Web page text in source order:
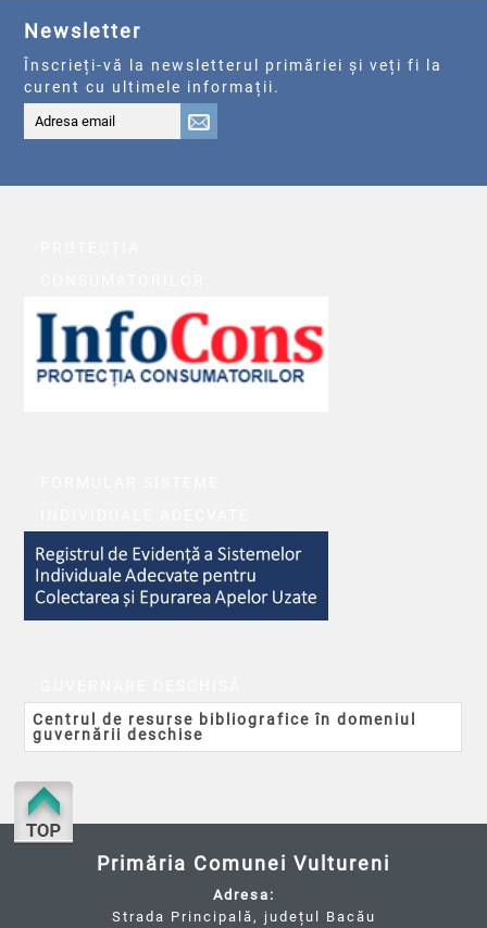
Newsletter
Înscrieți-vă la newsletterul primăriei și veți fi la
curent cu ultimele informații.
Centrul de resurse bibliografice în domeniul
guvernării deschise
Primăria Comunei Vultureni
Adresa:
Strada Principală, județul Bacău